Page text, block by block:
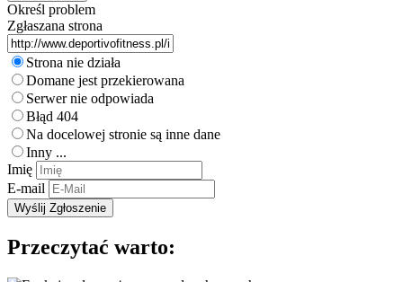
Określ problem
Zgłaszana strona
Strona nie działa
Domane jest przekierowana
Serwer nie odpowiada
Błąd 404
Na docelowej stronie są inne dane
Inny ...
Imię
E-mail
Przeczytać warto: